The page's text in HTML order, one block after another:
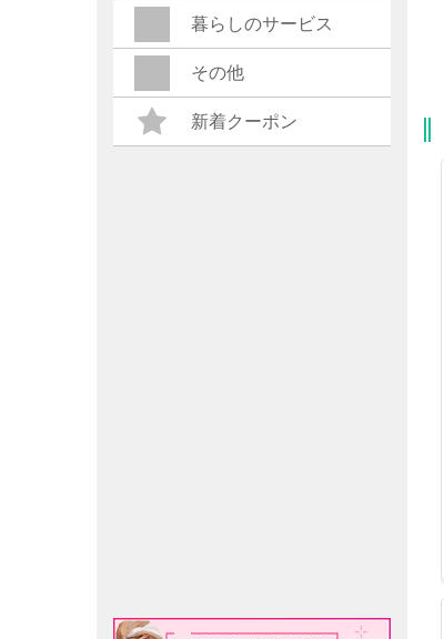
暮らしのサービス
その他
新着クーポン